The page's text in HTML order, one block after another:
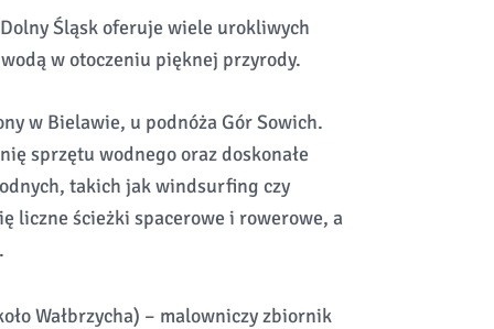
Śląsk oferuje wiele urokliwych
w otoczeniu pięknej przyrody.
w Bielawie, u podnóża Gór Sowich.
sprzętu wodnego oraz doskonałe
takich jak windsurfing czy
liczne ścieżki spacerowe i rowerowe, a
Wałbrzycha) – malowniczy zbiornik